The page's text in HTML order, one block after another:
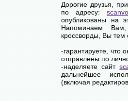
Дорогие друзья,
по адресу:
опубликованы на
Напоминаем
кроссворды, Вы
-гарантируете, что
отправлены по
-наделяете сайт
дальнейшее
(включая